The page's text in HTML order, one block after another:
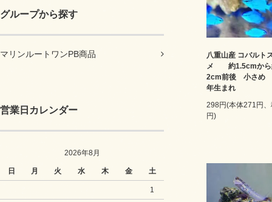
グループから探す
マリンルートワンPB商品
営業日カレンダー
2026年8月
日 月 火 水 木 金 土
1
八重山産 コバルト
メ 約1.5cmから
2cm前後 小さめ
年生まれ
298円(本体271円
円)